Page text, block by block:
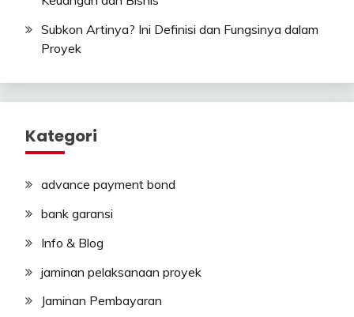
Subkon Artinya? Ini Definisi dan Fungsinya dalam
Proyek
Kategori
advance payment bond
bank garansi
Info & Blog
jaminan pelaksanaan proyek
Jaminan Pembayaran